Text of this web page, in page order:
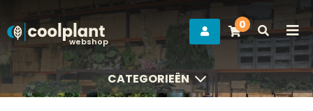
webshop
0
CATEGORIEËN
CATEGORIEËN